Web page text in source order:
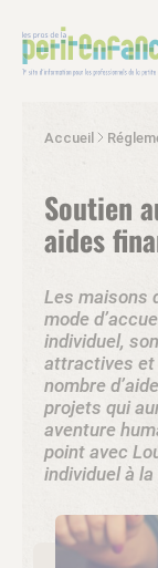
Accueil
Soutien
aides
Les maisons
mode
individuel,
attractives et
nombre
projets qui
aventure
point avec
individuel à la